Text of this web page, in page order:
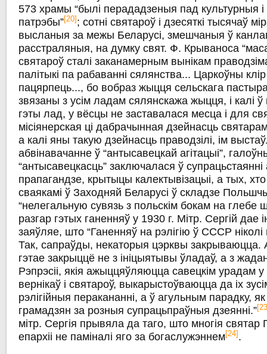
573 храмы “былі перададзеныя пад культурныя
патрэбы”[20] ; сотні святароў і дзесяткі тысячаў
высланыя за межы Беларусі, змешчаныя ў
расстраляныя, на думку свят. Ф. Крываноса
святароў сталі заканамерным вынікам
палітыкі па рабаванні сялянства... Царкоўны
пацярпець..., бо вобраз жыцця сельскага
звязаны з усім ладам сялянскажа жыцця, і калі
гэты лад, у вёсцы не заставалася месца і для
місіянерская ці дабрачынная дзейнасць
а калі яны такую дзейнасць праводзілі, ім
абвінавачанне ў “антысавецкай агітацыі”,
“антысавецкасць” заключалася ў супрацьстаянні
прапагандзе, крытыцы калектывізацыі, а тых,
сваякамі ў Заходняй Беларусі ў складзе
“нелегальную сувязь з польскім бокам на глебе
разгар гэтых ганенняў у 1930 г. Мітр. Сергій дае
заяўляе, што “Ганенняў на рэлігію ў СССР
Так, сапраўды, некаторыя цэрквы
гэтае закрыццё не з ініцыятывы ўладаў, а з
Рэпрэсіі, якія ажыццяўляюцца савецкім урадам
вернікаў і святароў, выкарыстоўваюцца да іх
рэлігійныя перакананні, а ў агульным парадку,
грамадзян за розныя супрацьпраўныя дзеянні.”
мітр. Сергія прывяла да таго, што многія святар
епархіі не паміналі яго за богаслужэннем[24] .